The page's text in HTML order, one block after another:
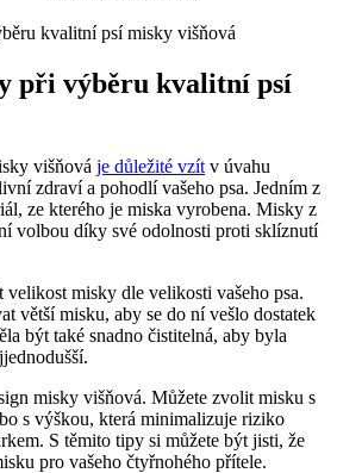
při výběru kvalitní psí
višňová je důležité vzít v úvahu
zdraví a pohodlí vašeho psa. Jedním z
ze kterého je miska vyrobena. Misky z
volbou díky své odolnosti proti sklíznutí
misky dle velikosti vašeho psa.
větší misku, aby se do ní vešlo dostatek
být také snadno čistitelná, aby byla
misky višňová. Můžete zvolit misku s
s výškou, která minimalizuje riziko
S těmito tipy si můžete být jisti, že
pro vašeho čtyřnohého přítele.